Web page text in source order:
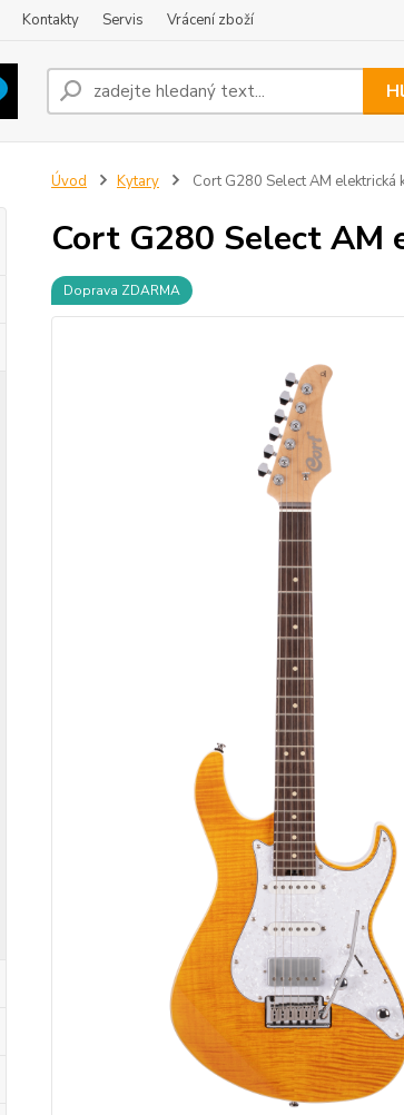
Kontakty Servis Vrácení zboží
Úvod Kytary Cort G280 Select AM elektrická
Cort G280 Select AM
Doprava ZDARMA